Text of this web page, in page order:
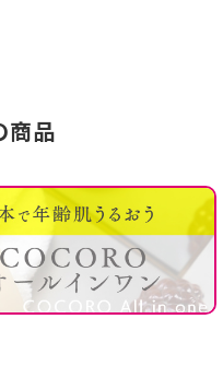
商品